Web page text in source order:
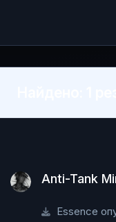
Anti-Tank
Essence